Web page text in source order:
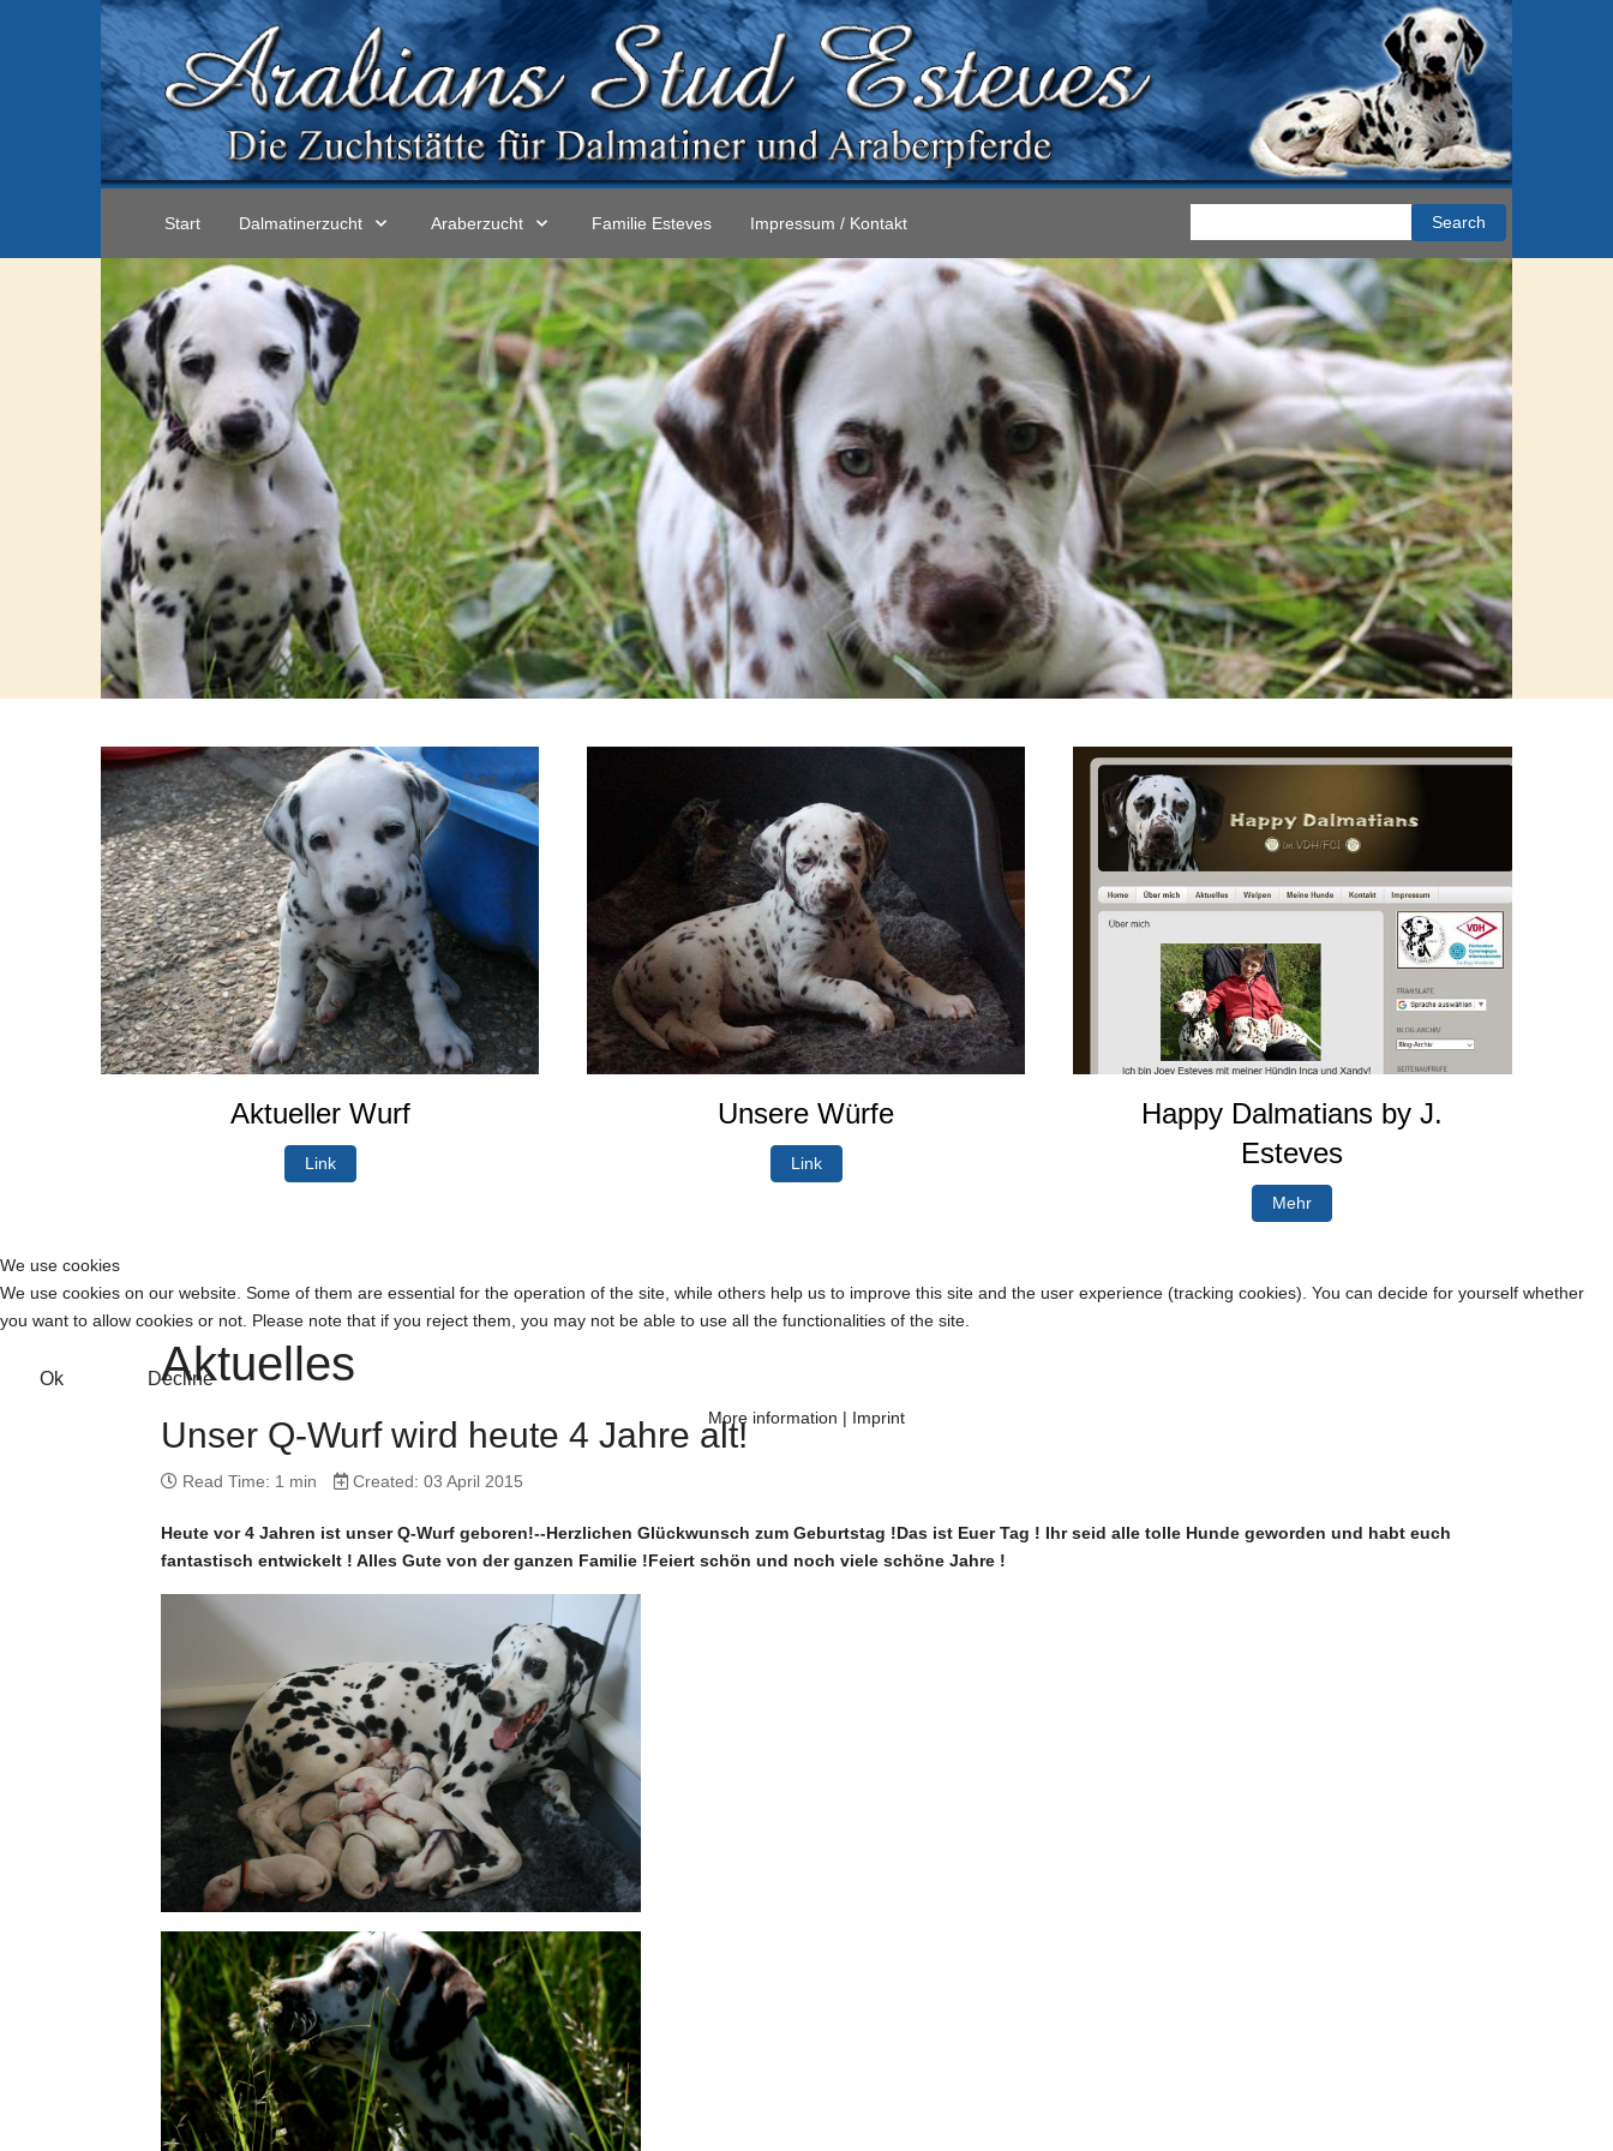
Start Dalmatinerzucht Araberzucht Familie Esteves Impressum / Kontakt Search
Aktueller Wurf
Link
Unsere Würfe
Link
Happy Dalmatians by J.
Esteves
Mehr
Aktuelles
Unser Q-Wurf wird heute 4 Jahre alt!
Read Time: 1 min Created: 03 April 2015
Heute vor 4 Jahren ist unser Q-Wurf geboren!--Herzlichen Glückwunsch zum Geburtstag !Das ist Euer Tag ! Ihr seid alle tolle Hunde geworden und habt euch
fantastisch entwickelt ! Alles Gute von der ganzen Familie !Feiert schön und noch viele schöne Jahre !
We use cookies
We use cookies on our website. Some of them are essential for the operation of the site, while others help us to improve this site and the user experience (tracking cookies). You can decide for yourself whether
you want to allow cookies or not. Please note that if you reject them, you may not be able to use all the functionalities of the site.
Ok Decline
More information | Imprint